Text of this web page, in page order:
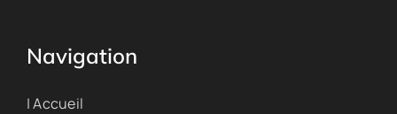
Navigation
| Accueil